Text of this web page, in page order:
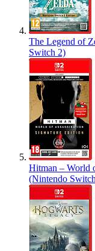
The Legend of
Switch 2)
Hitman – World
(Nintendo